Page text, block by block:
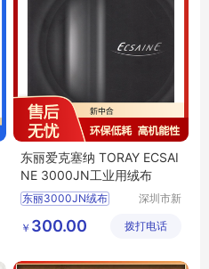
东丽爱克塞纳 TORAY ECSAI
NE 3000JN工业用绒布
东丽3000JN绒布
ECSAINE绒布
深圳市新
链有限公
￥ 300.00 拨打电话